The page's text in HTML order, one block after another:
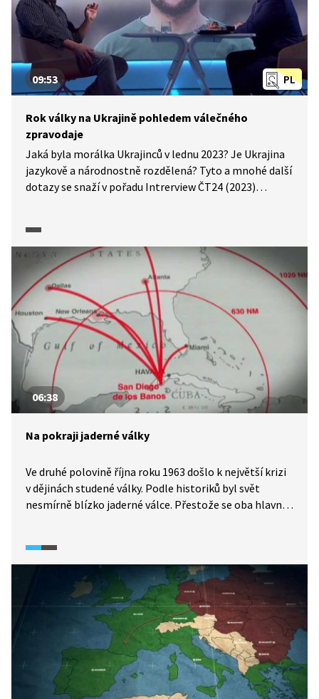
PL
09:53
Rok války na Ukrajině pohledem válečného
zpravodaje
Jaká byla morálka Ukrajinců v lednu 2023? Je Ukrajina
jazykově a národnostně rozdělená? Tyto a mnohé další
dotazy se snaží v pořadu Intrerview ČT24 (2023)
bojů.
06:38
Na pokraji jaderné války
Ve druhé polovině října roku 1963 došlo k největší krizi
v dějinách studené války. Podle historiků byl svět
nesmírně blízko jaderné válce. Přestože se oba hlavní
chyb, nakonec zvolili diplomatické řešení.